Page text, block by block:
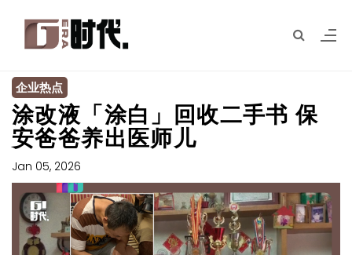
企业热点
涂改液「涂白」回收二手书 保
安爸爸养出医师儿
Jan 05, 2026